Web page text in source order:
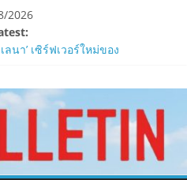
2026
นา’ เซิร์ฟเวอร์ใหม่ของ
อดครึ่งปีหลัง 2026
เปิดตัวเซิร์ฟใหม่ ‘Helena’
มมอนสูงสุด 1,111 ครั้ง!
Networkสำหรับภาครัฐและองค์กร
ทัลให้แกร่งยิ่งขึ้น